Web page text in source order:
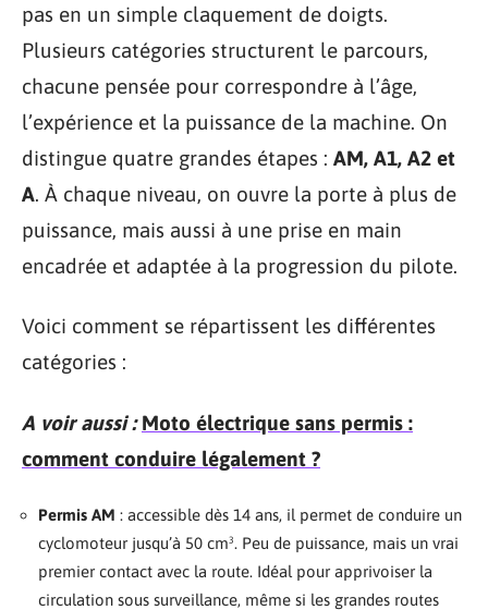
pas en un simple claquement de doigts.
Plusieurs catégories structurent le parcours,
chacune pensée pour correspondre à l’âge,
l’expérience et la puissance de la machine. On
distingue quatre grandes étapes : AM, A1, A2 et
A. À chaque niveau, on ouvre la porte à plus de
puissance, mais aussi à une prise en main
encadrée et adaptée à la progression du pilote.
Voici comment se répartissent les différentes
catégories :
A voir aussi : Moto électrique sans permis :
comment conduire légalement ?
Permis AM : accessible dès 14 ans, il permet de conduire un
cyclomoteur jusqu’à 50 cm³. Peu de puissance, mais un vrai
premier contact avec la route. Idéal pour apprivoiser la
circulation sous surveillance, même si les grandes routes